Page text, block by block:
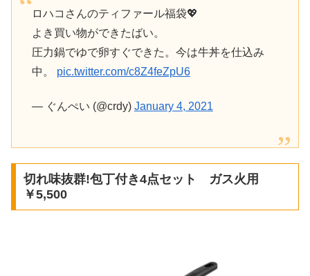
ロハコさんのティファール福袋💖
よき買い物ができたばい。
圧力鍋でゆで卵すぐできた。今は牛丼を仕込み
中。 pic.twitter.com/c8Z4feZpU6
— ぐんぺい (@crdy) January 4, 2021
切れ味抜群!包丁付き4点セット ガス火用
￥5,500